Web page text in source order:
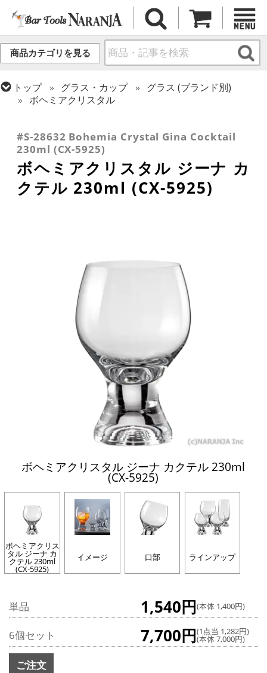
商品カテゴリを見る
トップ グラス・カップ
グラス (ブランド別)
ボヘミアクリスタル
カクテルグラス (全サイズ)
#S-28632 Bohemia Crystal Gina Cocktail
230ml (CX-5925)
ボヘミアクリスタル ジーナ カ
クテル 230ml (CX-5925)
ボヘミアクリスタル ジーナ カクテル 230ml
(CX-5925)
ボヘミアクリス
タル ジーナ カ
クテル 230ml
(CX-5925)
イメージ 口部 ラインアップ
単品 1,540円(本体 1,400円)
6個セット 7,700円(1点当 1,282円)
(本体 7,000円)
ご注文